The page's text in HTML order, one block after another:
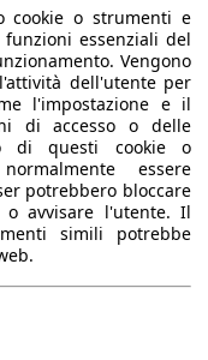
l
cookie o strumenti e
essenziali del
Vengono
dell'utente per
l'impostazione e il
di accesso o delle
di questi cookie o
essere
potrebbero bloccare
avvisare l'utente. Il
simili potrebbe